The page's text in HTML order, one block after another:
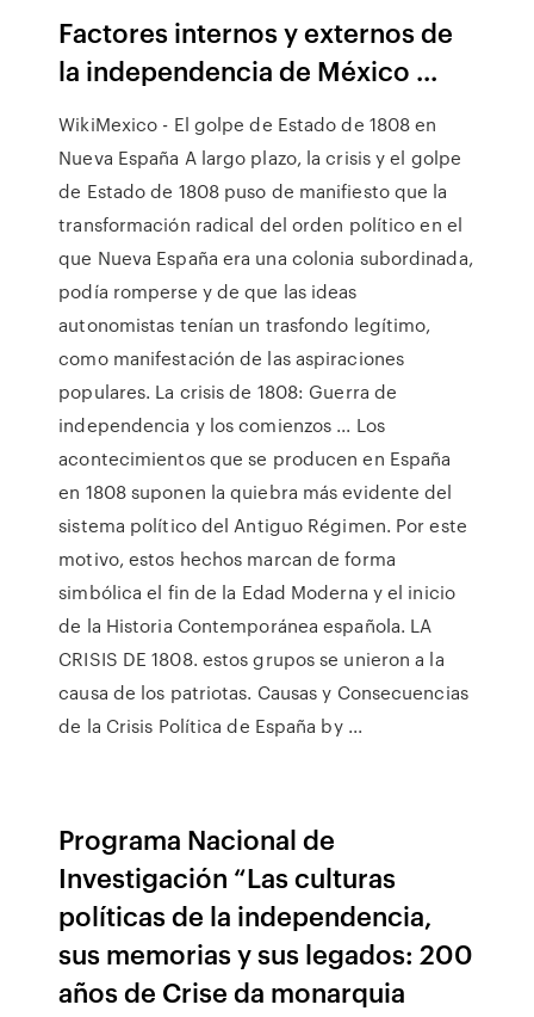
Factores internos y externos de
la independencia de México ...
WikiMexico - El golpe de Estado de 1808 en
Nueva España A largo plazo, la crisis y el golpe
de Estado de 1808 puso de manifiesto que la
transformación radical del orden político en el
que Nueva España era una colonia subordinada,
podía romperse y de que las ideas
autonomistas tenían un trasfondo legítimo,
como manifestación de las aspiraciones
populares. La crisis de 1808: Guerra de
independencia y los comienzos ... Los
acontecimientos que se producen en España
en 1808 suponen la quiebra más evidente del
sistema político del Antiguo Régimen. Por este
motivo, estos hechos marcan de forma
simbólica el fin de la Edad Moderna y el inicio
de la Historia Contemporánea española. LA
CRISIS DE 1808. estos grupos se unieron a la
causa de los patriotas. Causas y Consecuencias
de la Crisis Política de España by ...
Programa Nacional de
Investigación “Las culturas
políticas de la independencia,
sus memorias y sus legados: 200
años de Crise da monarquia